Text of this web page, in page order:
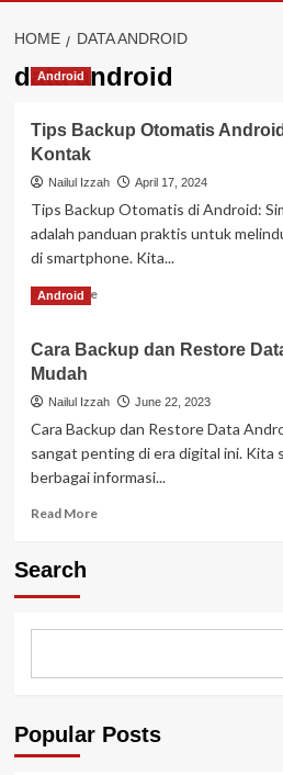
HOME DATA ANDROID
data android
Android
Tips Backup Otomatis
Kontak
Nailul Izzah April 17, 2024
Tips Backup Otomatis di Android:
adalah panduan praktis untuk
di smartphone. Kita...
Read MoreRead
Tips
Otomatis
Lindungi
Foto
&
Android
Cara Backup dan Restore
Mudah
Nailul Izzah June 22, 2023
Cara Backup dan Restore Data
sangat penting di era digital ini. Kita
berbagai informasi...
Read MoreRead
Restore
Android
Search
Popular Posts